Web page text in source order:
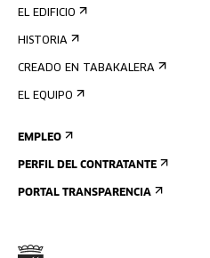
EL EDIFICIO
HISTORIA
CREADO EN TABAKALERA
EL EQUIPO
EMPLEO
PERFIL DEL CONTRATANTE
PORTAL TRANSPARENCIA